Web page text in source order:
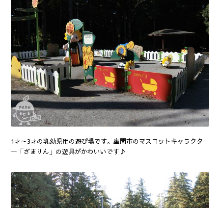
1才～3才の乳幼児用の遊び場です。座間市のマスコットキャラクタ
ー「ざまりん」の遊具がかわいいです♪